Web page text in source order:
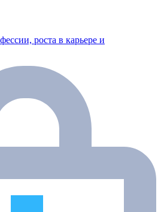
роста в карьере и